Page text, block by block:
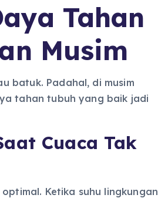
Tahan
Musim
batuk. Padahal, di musim
tahan tubuh yang baik jadi
Cuaca Tak
Ketika suhu lingkungan